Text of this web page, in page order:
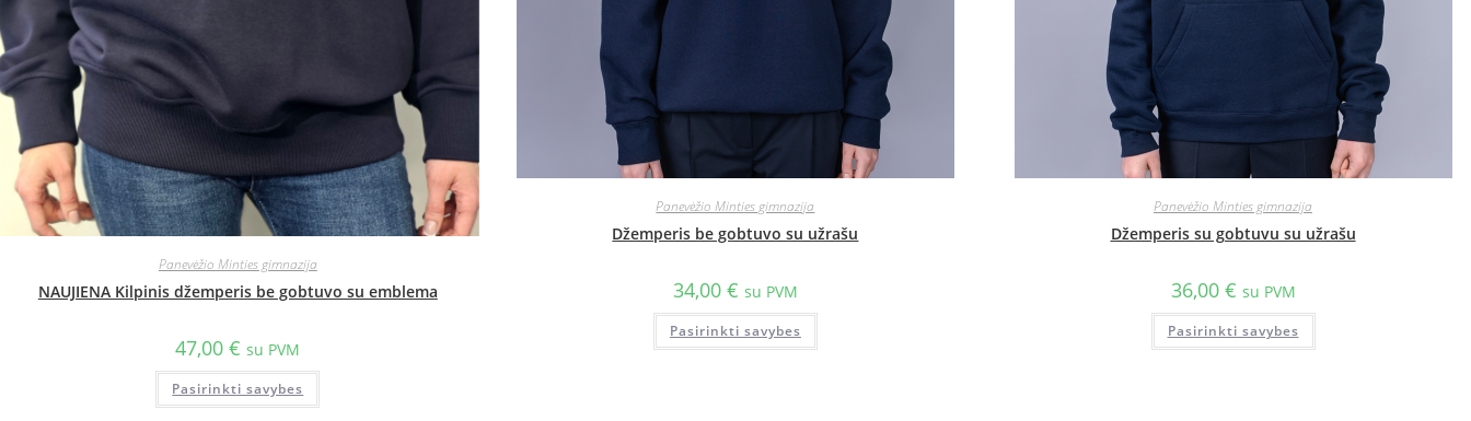
Panevėžio Minties gimnazija
NAUJIENA Kilpinis džemperis be gobtuvo su emblema
47,00€ su PVM
Pasirinkti savybes
Panevėžio Minties gimnazija
Džemperis be gobtuvo su užrašu
34,00 € su PVM
Pasirinkti savybes
Panevėžio Minties gimnazija
Džemperis su gobtuvu su užrašu
36,00 € su PVM
Pasirinkti savybes